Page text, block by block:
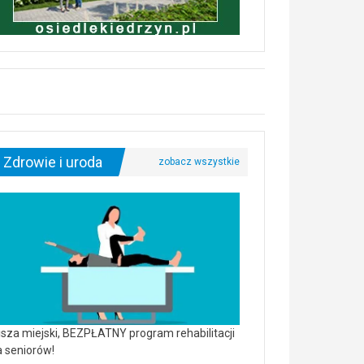
Zdrowie i uroda
miejski, BEZPŁATNY program rehabilitacji
seniorów!